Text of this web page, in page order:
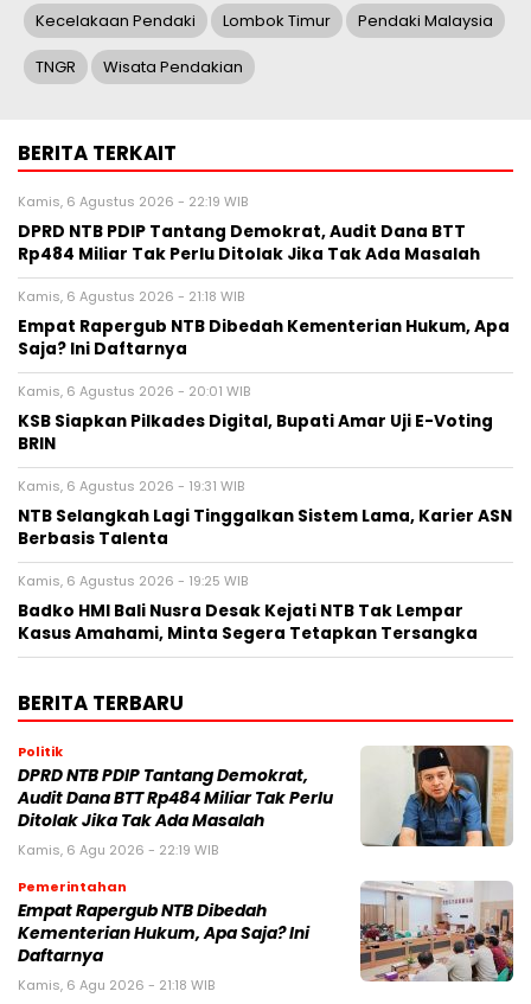
Kecelakaan Pendaki Lombok Timur Pendaki Malaysia
TNGR Wisata Pendakian
BERITA TERKAIT
Kamis, 6 Agustus 2026 - 22:19 WIB
DPRD NTB PDIP Tantang Demokrat, Audit Dana BTT
Rp484 Miliar Tak Perlu Ditolak Jika Tak Ada Masalah
Kamis, 6 Agustus 2026 - 21:18 WIB
Empat Rapergub NTB Dibedah Kementerian Hukum, Apa
Saja? Ini Daftarnya
Kamis, 6 Agustus 2026 - 20:01 WIB
KSB Siapkan Pilkades Digital, Bupati Amar Uji E-Voting
BRIN
Kamis, 6 Agustus 2026 - 19:31 WIB
NTB Selangkah Lagi Tinggalkan Sistem Lama, Karier ASN
Berbasis Talenta
Kamis, 6 Agustus 2026 - 19:25 WIB
Badko HMI Bali Nusra Desak Kejati NTB Tak Lempar
Kasus Amahami, Minta Segera Tetapkan Tersangka
BERITA TERBARU
Politik
DPRD NTB PDIP Tantang Demokrat,
Audit Dana BTT Rp484 Miliar Tak Perlu
Ditolak Jika Tak Ada Masalah
Kamis, 6 Agu 2026 - 22:19 WIB
Pemerintahan
Empat Rapergub NTB Dibedah
Kementerian Hukum, Apa Saja? Ini
Daftarnya
Kamis, 6 Agu 2026 - 21:18 WIB